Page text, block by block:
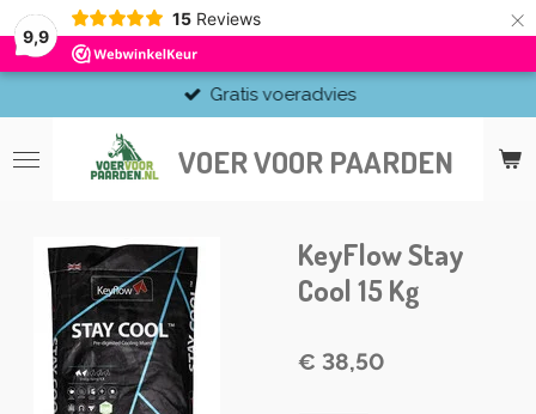
9,9
15 Reviews ×
VOER VOOR PAARDEN
Gratis voeradvies
KeyFlow Stay
Cool 15 Kg
€ 38,50